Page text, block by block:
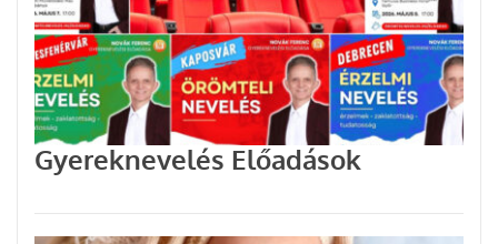
Gyereknevelés Előadások